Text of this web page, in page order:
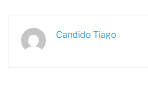
Candido Tiago